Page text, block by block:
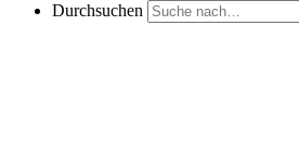
Durchsuchen